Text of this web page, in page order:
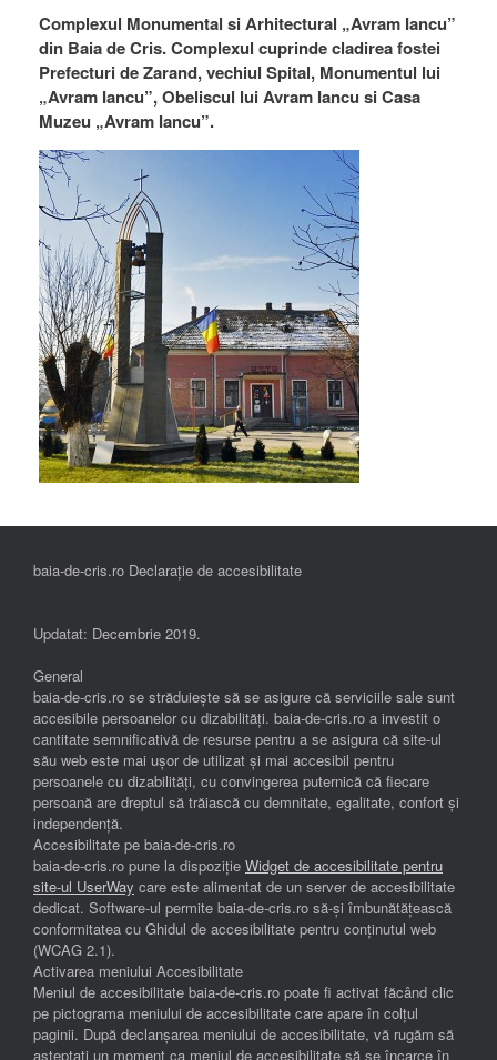
Complexul Monumental si Arhitectural „Avram Iancu”
din Baia de Cris. Complexul cuprinde cladirea fostei
Prefecturi de Zarand, vechiul Spital, Monumentul lui
„Avram Iancu”, Obeliscul lui Avram Iancu si Casa
Muzeu „Avram Iancu”.
baia-de-cris.ro Declarație de accesibilitate
Updatat: Decembrie 2019.
General
baia-de-cris.ro se străduiește să se asigure că serviciile sale sunt
accesibile persoanelor cu dizabilități. baia-de-cris.ro a investit o
cantitate semnificativă de resurse pentru a se asigura că site-ul
său web este mai ușor de utilizat și mai accesibil pentru
persoanele cu dizabilități, cu convingerea puternică că fiecare
persoană are dreptul să trăiască cu demnitate, egalitate, confort și
independenţă.
Accesibilitate pe baia-de-cris.ro
baia-de-cris.ro pune la dispoziție Widget de accesibilitate pentru
site-ul UserWay care este alimentat de un server de accesibilitate
dedicat. Software-ul permite baia-de-cris.ro să-și îmbunătățească
conformitatea cu Ghidul de accesibilitate pentru conținutul web
(WCAG 2.1).
Activarea meniului Accesibilitate
Meniul de accesibilitate baia-de-cris.ro poate fi activat făcând clic
pe pictograma meniului de accesibilitate care apare în colțul
paginii. După declanșarea meniului de accesibilitate, vă rugăm să
așteptați un moment ca meniul de accesibilitate să se încarce în